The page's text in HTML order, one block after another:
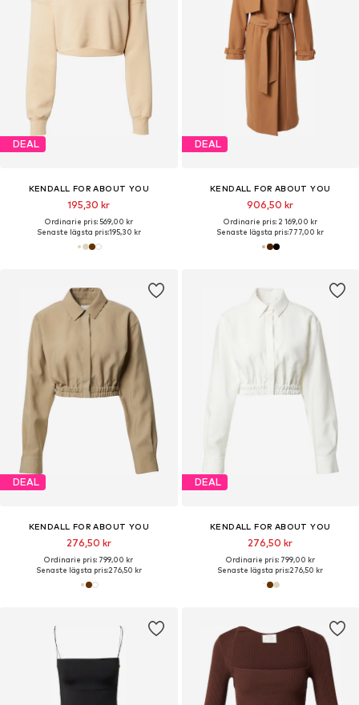
DEAL
KENDALL FOR ABOUT YOU
195,30 kr
Ordinarie pris: 569,00 kr
Senaste lägsta pris:195,30 kr
DEAL
KENDALL FOR ABOUT YOU
906,50 kr
Ordinarie pris: 2 169,00 kr
Senaste lägsta pris:777,00 kr
DEAL
KENDALL FOR ABOUT YOU
276,50 kr
Ordinarie pris: 799,00 kr
Senaste lägsta pris:276,50 kr
DEAL
KENDALL FOR ABOUT YOU
276,50 kr
Ordinarie pris: 799,00 kr
Senaste lägsta pris:276,50 kr